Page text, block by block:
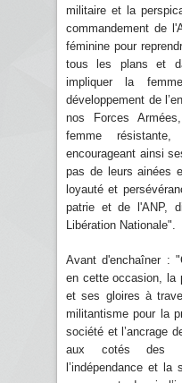
militaire et la
commandement de
féminine pour
tous les plans et
impliquer la
développement de
nos Forces
femme
encourageant ainsi
pas de leurs ainées
loyauté et
patrie et de l'ANP,
Libération Nationale".
Avant d'enchaîner :
en cette occasion, la
et ses gloires à
militantisme pour la
société et l’ancrage
aux cotés des
l’indépendance et la